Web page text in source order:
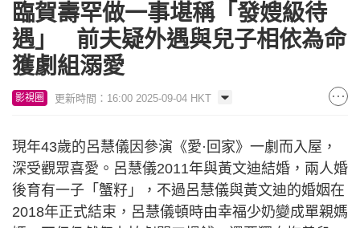
臨賀壽罕做一事堪稱「發嫂級待
遇」 前夫疑外遇與兒子相依為命
獲劇組溺愛
影視圈 更新時間：16:00 2025-09-04 HKT
現年43歲的呂慧儀因參演《愛·回家》一劇而入屋，
深受觀眾喜愛。呂慧儀2011年與黃文迪結婚，兩人婚
後育有一子「蟹籽」，不過呂慧儀與黃文迪的婚姻在
2018年正式結束，呂慧儀頓時由幸福少奶變成單親媽